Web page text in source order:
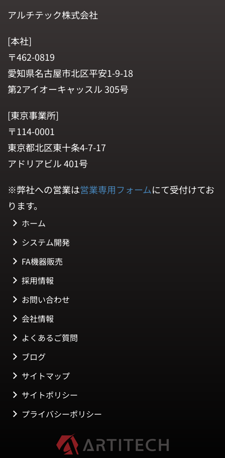
アルチテック株式会社
[本社]
〒462-0819
愛知県名古屋市北区平安1-9-18
第2アイオーキャッスル 305号
[東京事業所]
〒114-0001
東京都北区東十条4-7-17
アドリアビル 401号
※弊社への営業は営業専用フォームにて受付けてお
ります。
ホーム
システム開発
FA機器販売
採用情報
お問い合わせ
会社情報
よくあるご質問
ブログ
サイトマップ
サイトポリシー
プライバシーポリシー